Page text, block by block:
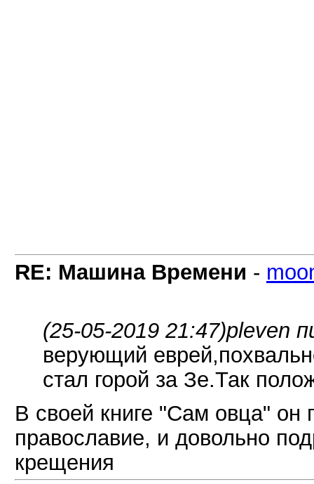
RE: Машина Времени -
(25-05-2019 21:47)pleven
верующий
стал горой за Зе.Так
В своей книге "Сам овца" он
православие, и довольно
крещения